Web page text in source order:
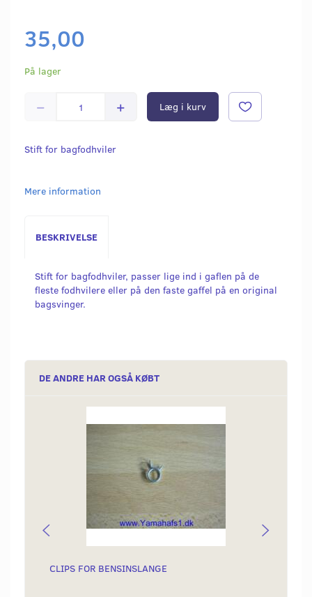
35,00
På lager
Læg i kurv
Stift for bagfodhviler
Mere information
BESKRIVELSE
Stift for bagfodhviler, passer lige ind i gaflen på de
fleste fodhvilere eller på den faste gaffel på en original
bagsvinger.
DE ANDRE HAR OGSÅ KØBT
CLIPS FOR BENSINSLANGE